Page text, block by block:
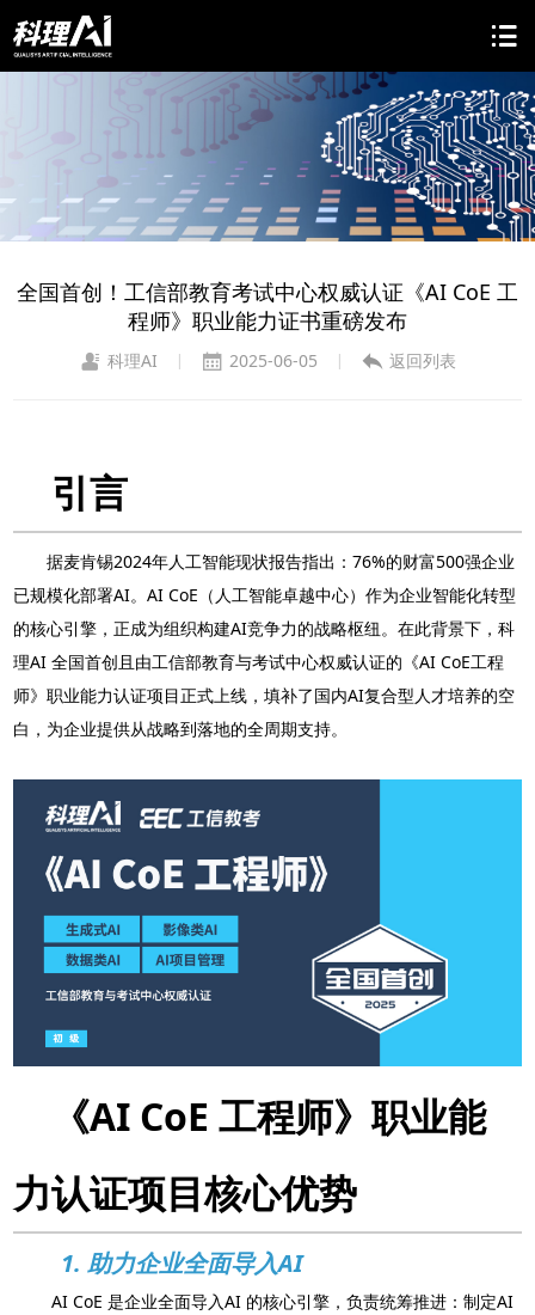
全国首创！工信部教育考试中心权威认证《AI CoE 工
程师》职业能力证书重磅发布
科理AI | 2025-06-05 | 返回列表
引言
据麦肯锡2024年人工智能现状报告指出：76%的财富500强企业
已规模化部署AI。AI CoE（人工智能卓越中心）作为企业智能化转型
的核心引擎，正成为组织构建AI竞争力的战略枢纽。在此背景下，科
理AI 全国首创且由工信部教育与考试中心权威认证的《AI CoE工程
师》职业能力认证项目正式上线，填补了国内AI复合型人才培养的空
白，为企业提供从战略到落地的全周期支持。
《AI CoE 工程师》职业能
力认证项目核心优势
1. 助力企业全面导入AI
AI CoE 是企业全面导入AI 的核心引擎，负责统筹推进：制定AI